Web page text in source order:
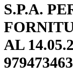
S.P.A.
AL